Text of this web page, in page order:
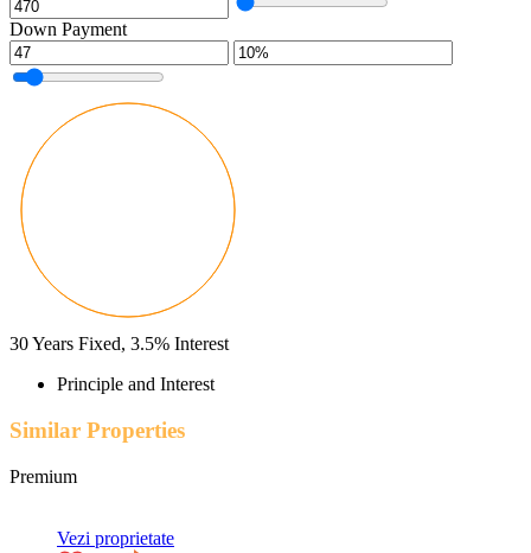
Down Payment
30Years Fixed, 3.5% Interest
Principle and Interest
Similar Properties
Premium
Vezi proprietate